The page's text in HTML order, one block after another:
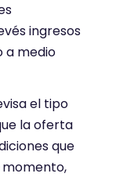
ingresos
a medio
el tipo
la oferta
que